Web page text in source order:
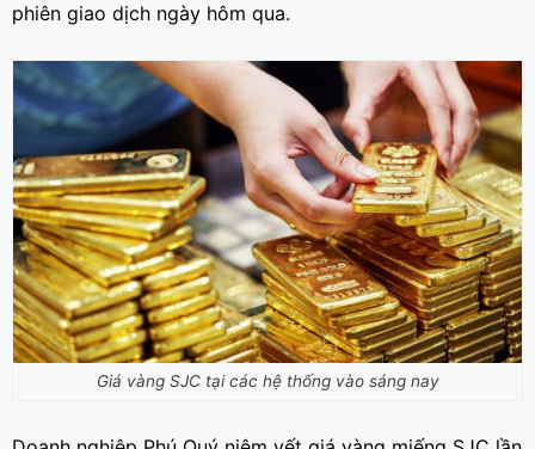
phiên giao dịch ngày hôm qua.
Giá vàng SJC tại các hệ thống vào sáng nay